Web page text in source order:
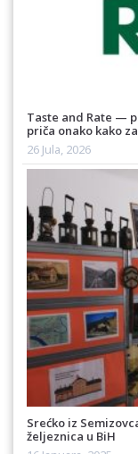
Taste and Rate —
priča onako kako
26 Jula, 2026
Srećko iz
željeznica u BiH